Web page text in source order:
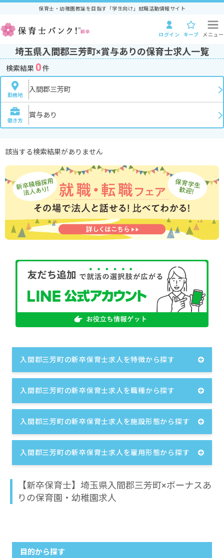
保育士・幼稚園教諭を目指す「学生向け」就職活動情報サイト
ログイン キープ メニュー
埼玉県入間郡三芳町×賞与ありの保育士求人一覧
検索結果 0件
勤務地
入間郡三芳町
働き方
賞与あり
該当する検索結果がありません
入間郡三芳町の新卒保育士求人を特徴から探す
入間郡三芳町の新卒保育士求人を職種から探す
入間郡三芳町の新卒保育士求人を施設形態から探す
入間郡三芳町の新卒保育士求人を雇用形態から探す
【新卒保育士】埼玉県入間郡三芳町×ボーナスあ
りの保育園・幼稚園求人
目的から探す